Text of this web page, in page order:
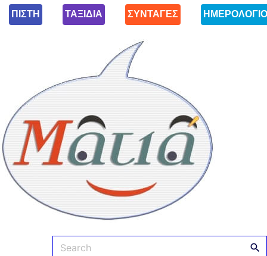
ΠΙΣΤΗ ΤΑΞΙΔΙΑ ΣΥΝΤΑΓΕΣ ΗΜΕΡΟΛΟΓΙΟ